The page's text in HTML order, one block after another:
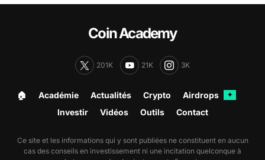
Coin Academy
201K 21K 3K
🏠︎ Académie Actualités Crypto Airdrops ✦
Investir Vidéos Outils Contact
Ce site et les informations qui y sont publiées ne constituent en aucun
cas des conseils en investissement ni une incitation quelconque à